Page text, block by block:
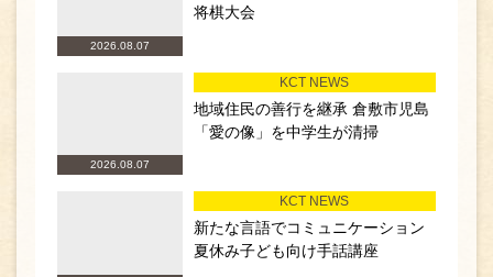
2026.08.07
将棋大会
2026.08.07
KCT NEWS
地域住民の善行を継承 倉敷市児島
「愛の像」を中学生が清掃
KCT NEWS
新たな言語でコミュニケーション
夏休み子ども向け手話講座